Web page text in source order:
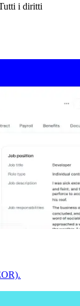
i diritti